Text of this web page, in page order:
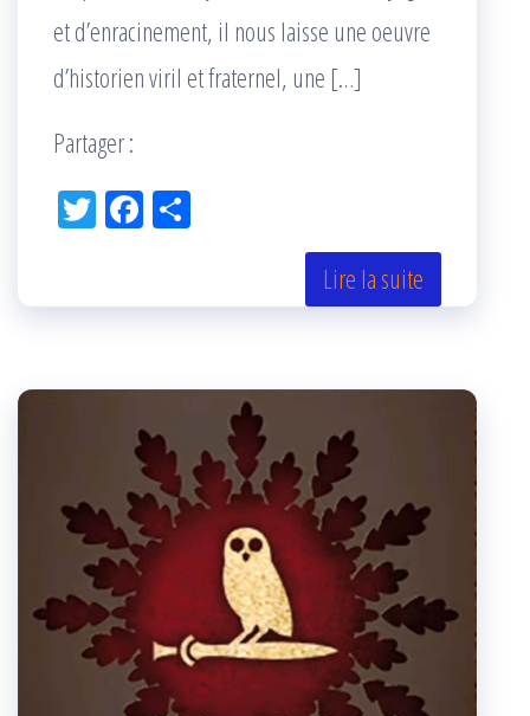
et d’enracinement, il nous laisse une oeuvre
d’historien viril et fraternel, une […]
Partager :
Tw Fac
k r
Lire la suite